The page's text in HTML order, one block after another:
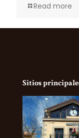
Read more
Sitios